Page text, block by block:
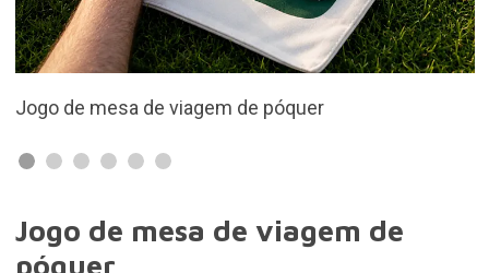
Materiais: painel de poliéster e algodão
Jogo de mesa de viagem de
póquer